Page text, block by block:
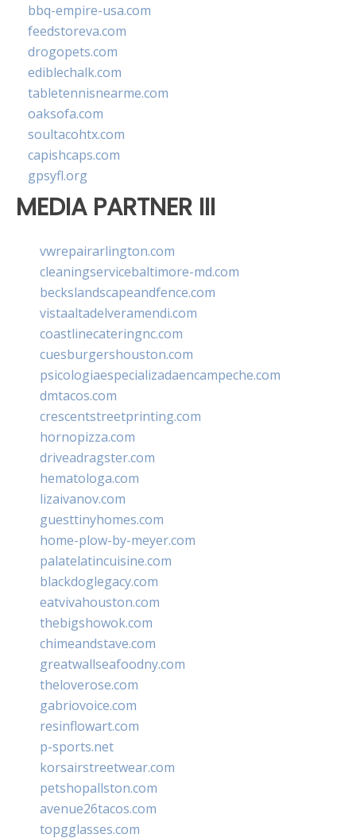
bbq-empire-usa.com
feedstoreva.com
drogopets.com
ediblechalk.com
tabletennisnearme.com
oaksofa.com
soultacohtx.com
capishcaps.com
gpsyfl.org
MEDIA PARTNER III
vwrepairarlington.com
cleaningservicebaltimore-md.com
beckslandscapeandfence.com
vistaaltadelveramendi.com
coastlinecateringnc.com
cuesburgershouston.com
psicologiaespecializadaencampeche.com
dmtacos.com
crescentstreetprinting.com
hornopizza.com
driveadragster.com
hematologa.com
lizaivanov.com
guesttinyhomes.com
home-plow-by-meyer.com
palatelatincuisine.com
blackdoglegacy.com
eatvivahouston.com
thebigshowok.com
chimeandstave.com
greatwallseafoodny.com
theloverose.com
gabriovoice.com
resinflowart.com
p-sports.net
korsairstreetwear.com
petshopallston.com
avenue26tacos.com
topgglasses.com